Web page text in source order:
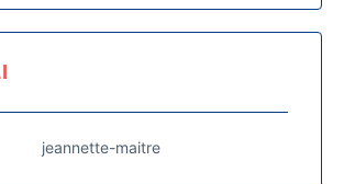
jeannette-maitre